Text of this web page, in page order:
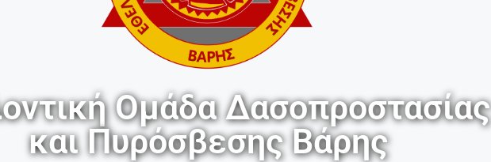
Ομάδα Δασοπροστασίας
και Πυρόσβεσης Βάρης